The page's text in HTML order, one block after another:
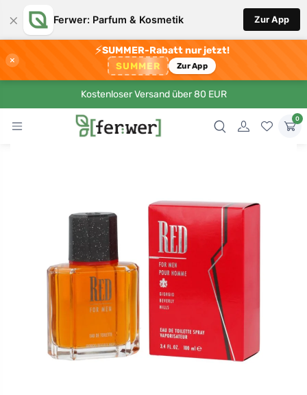
× Ferwer: Parfum & Kosmetik Zur App
×
⚡SUMMER-Rabatt nur jetzt!
SUMMER Zur App
Kostenloser Versand über 80 EUR
0